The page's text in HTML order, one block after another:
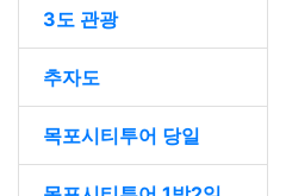
3도 관광
추자도
목포시티투어 당일